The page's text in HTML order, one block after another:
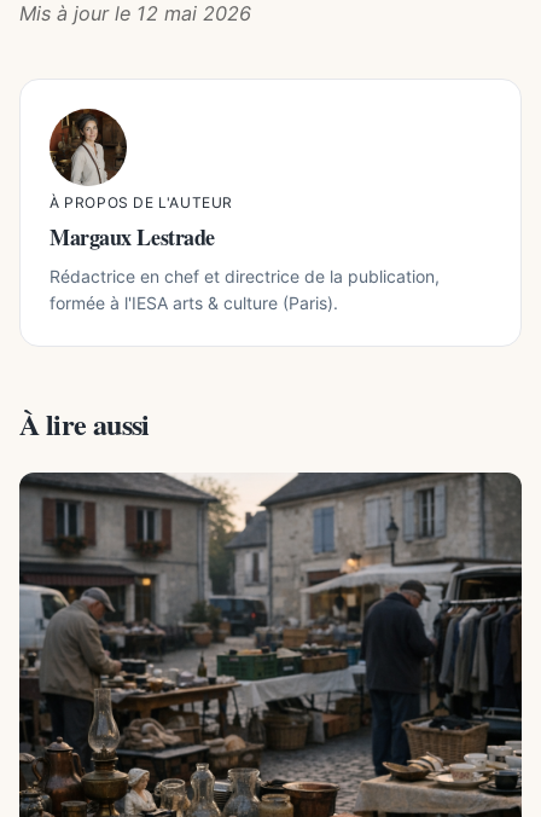
Mis à jour le 12 mai 2026
À PROPOS DE L'AUTEUR
Margaux Lestrade
Rédactrice en chef et directrice de la publication,
formée à l'IESA arts & culture (Paris).
À lire aussi